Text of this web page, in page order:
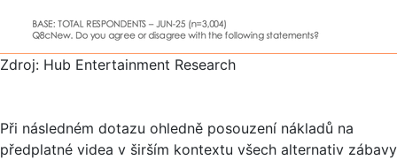
Zdroj: Hub Entertainment Research
Při následném dotazu ohledně posouzení nákladů na
předplatné videa v širším kontextu všech alternativ zábavy